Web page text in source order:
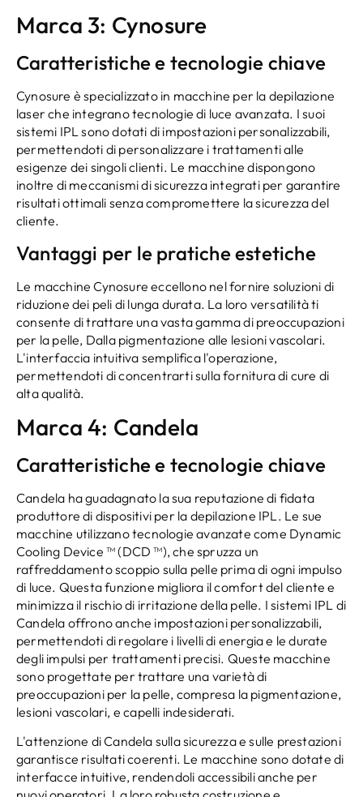
Marca 3: Cynosure
Caratteristiche e tecnologie chiave
Cynosure è specializzato in macchine per la depilazione
laser che integrano tecnologie di luce avanzata. I suoi
sistemi IPL sono dotati di impostazioni personalizzabili,
permettendoti di personalizzare i trattamenti alle
esigenze dei singoli clienti. Le macchine dispongono
inoltre di meccanismi di sicurezza integrati per garantire
risultati ottimali senza compromettere la sicurezza del
cliente.
Vantaggi per le pratiche estetiche
Le macchine Cynosure eccellono nel fornire soluzioni di
riduzione dei peli di lunga durata. La loro versatilità ti
consente di trattare una vasta gamma di preoccupazioni
per la pelle, Dalla pigmentazione alle lesioni vascolari.
L'interfaccia intuitiva semplifica l'operazione,
permettendoti di concentrarti sulla fornitura di cure di
alta qualità.
Marca 4: Candela
Caratteristiche e tecnologie chiave
Candela ha guadagnato la sua reputazione di fidata
produttore di dispositivi per la depilazione IPL. Le sue
macchine utilizzano tecnologie avanzate come Dynamic
Cooling Device ™ (DCD ™), che spruzza un
raffreddamento scoppio sulla pelle prima di ogni impulso
di luce. Questa funzione migliora il comfort del cliente e
minimizza il rischio di irritazione della pelle. I sistemi IPL di
Candela offrono anche impostazioni personalizzabili,
permettendoti di regolare i livelli di energia e le durate
degli impulsi per trattamenti precisi. Queste macchine
sono progettate per trattare una varietà di
preoccupazioni per la pelle, compresa la pigmentazione,
lesioni vascolari, e capelli indesiderati.
L'attenzione di Candela sulla sicurezza e sulle prestazioni
garantisce risultati coerenti. Le macchine sono dotate di
interfacce intuitive, rendendoli accessibili anche per